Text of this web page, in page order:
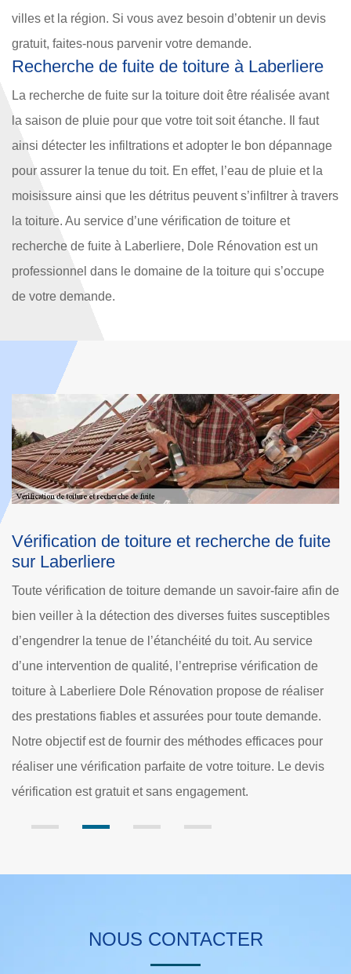
villes et la région. Si vous avez besoin d’obtenir un devis
gratuit, faites-nous parvenir votre demande.
Recherche de fuite de toiture à Laberliere
La recherche de fuite sur la toiture doit être réalisée avant
la saison de pluie pour que votre toit soit étanche. Il faut
ainsi détecter les infiltrations et adopter le bon dépannage
pour assurer la tenue du toit. En effet, l’eau de pluie et la
moisissure ainsi que les détritus peuvent s’infiltrer à travers
la toiture. Au service d’une vérification de toiture et
recherche de fuite à Laberliere, Dole Rénovation est un
professionnel dans le domaine de la toiture qui s’occupe
de votre demande.
fuite
afin de
de
pour
devis
Devis vérification de toiture à
Votre toit risque-t-il d’une présence de fuite d’eau,
d’infiltration d’eau ? Entreprise vérification de toiture
Laberliere, Dole Rénovation est un professionnel qui
assure toute intervention pour le dépannage et
de toiture et recherche de fuite 60310. Si vous avez
de connaître le tarif vérification de toiture, faites votre
demande auprès de nos professionnels. Le
ligne est à votre disposition. Le devis servira ainsi
un aperçu sur le tarif des travaux à réaliser.
NOUS CONTACTER